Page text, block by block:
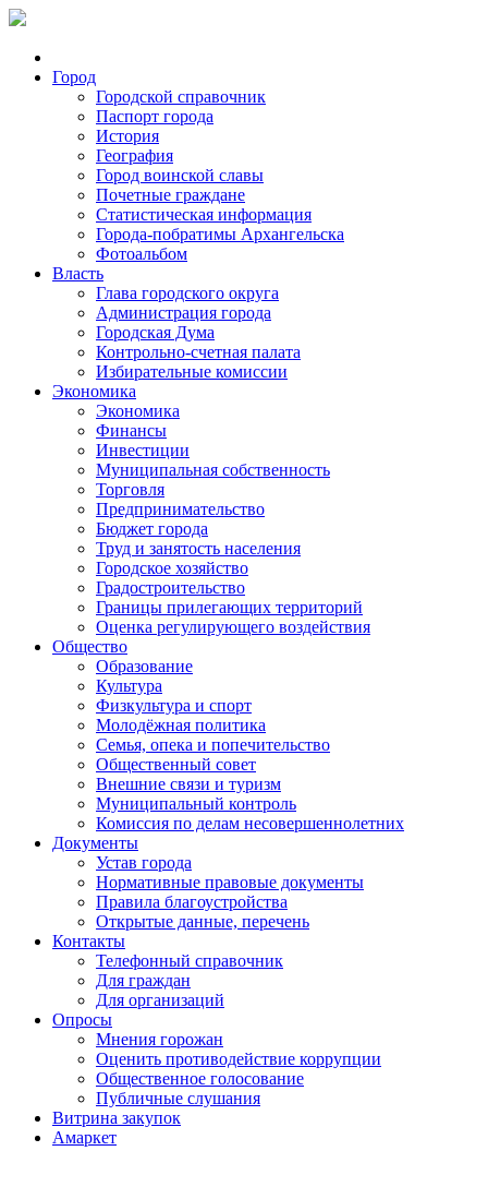
Город
Городской справочник
Паспорт города
История
География
Город воинской славы
Почетные граждане
Статистическая информация
Города-побратимы Архангельска
Фотоальбом
Власть
Глава городского округа
Администрация города
Городская Дума
Контрольно-счетная палата
Избирательные комиссии
Экономика
Экономика
Финансы
Инвестиции
Муниципальная собственность
Торговля
Предпринимательство
Бюджет города
Труд и занятость населения
Городское хозяйство
Градостроительство
Границы прилегающих территорий
Оценка регулирующего воздействия
Общество
Образование
Культура
Физкультура и спорт
Молодёжная политика
Семья, опека и попечительство
Общественный совет
Внешние связи и туризм
Муниципальный контроль
Комиссия по делам несовершеннолетних
Документы
Устав города
Нормативные правовые документы
Правила благоустройства
Открытые данные, перечень
Контакты
Телефонный справочник
Для граждан
Для организаций
Опросы
Мнения горожан
Оценить противодействие коррупции
Общественное голосование
Публичные слушания
Витрина закупок
Амаркет